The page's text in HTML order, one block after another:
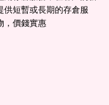
供短暫或長期的存倉服
，價錢實惠